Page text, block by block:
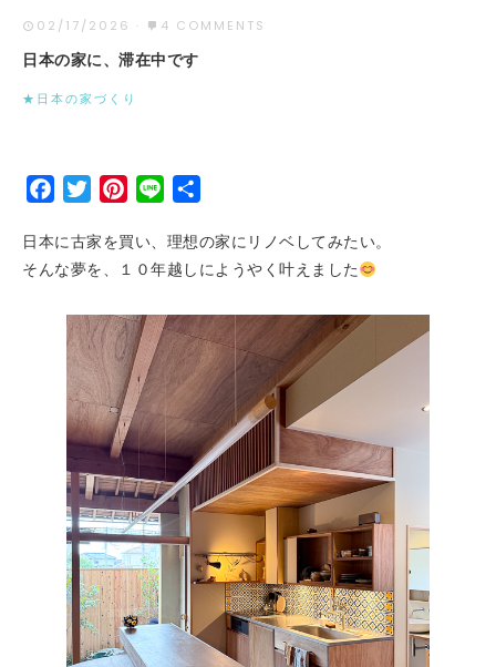
02/17/2026 ·
4 COMMENTS
日本の家に、滞在中です
★日本の家づくり
Facebook
TwitterPinterest
Line
日本に古家を買い、理想の家にリノベしてみたい。
そんな夢を、１０年越しにようやく叶えました